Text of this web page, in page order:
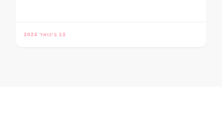
13 בינואר 2024